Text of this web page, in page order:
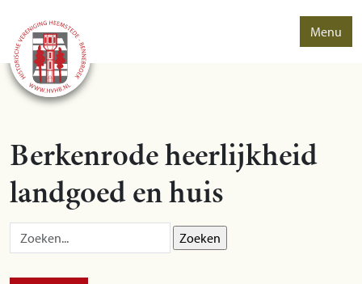
Menu
Berkenrode heerlijkheid
landgoed en huis
Zoek op: